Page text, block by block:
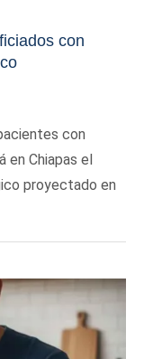
con
con
en Chiapas el
proyectado en